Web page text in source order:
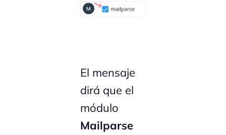
El mensaje
dirá que el
módulo
Mailparse